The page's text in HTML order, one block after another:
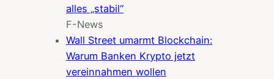
alles „stabil“
F-News
Wall Street umarmt Blockchain:
Warum Banken Krypto jetzt
vereinnahmen wollen